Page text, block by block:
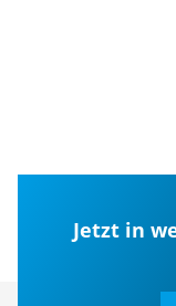
Jetzt in